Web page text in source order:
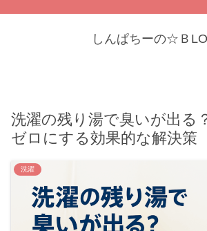
しんぱちーの☆Ｂ
洗濯の残り湯で臭いが出る
ゼロにする効果的な解決策
洗濯